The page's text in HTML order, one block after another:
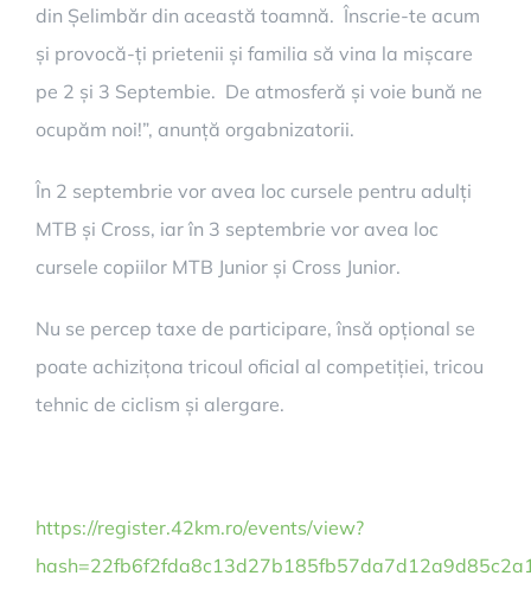
din Șelimbăr din această toamnă. Înscrie-te acum
și provocă-ți prietenii și familia să vina la mișcare
pe 2 și 3 Septembie. De atmosferă și voie bună ne
ocupăm noi!”, anunță orgabnizatorii.
În 2 septembrie vor avea loc cursele pentru adulți
MTB și Cross, iar în 3 septembrie vor avea loc
cursele copiilor MTB Junior și Cross Junior.
Nu se percep taxe de participare, însă opțional se
poate achizițona tricoul oficial al competiției, tricou
tehnic de ciclism și alergare.
https://register.42km.ro/events/view?